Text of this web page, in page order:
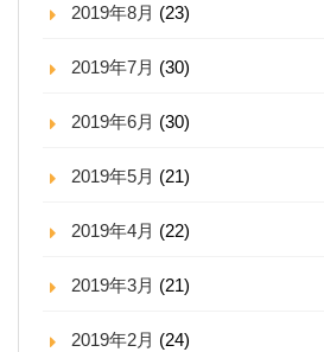
2019年8月 (23)
2019年7月 (30)
2019年6月 (30)
2019年5月 (21)
2019年4月 (22)
2019年3月 (21)
2019年2月 (24)